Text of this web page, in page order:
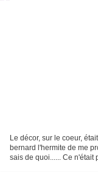
Le décor, sur le coeur,
bernard l'hermite de me
sais de quoi...... Ce